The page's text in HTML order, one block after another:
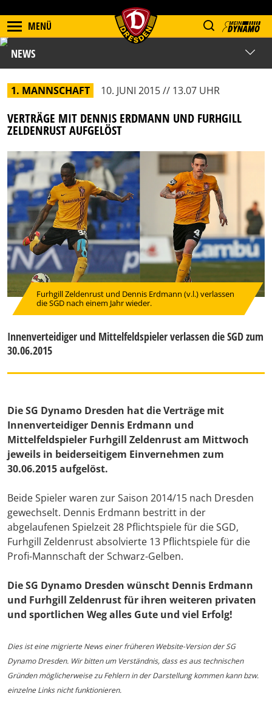
MENÜ
NEWS
1. MANNSCHAFT 10. JUNI 2015 // 13.07 UHR
VERTRÄGE MIT DENNIS ERDMANN UND FURHGILL
ZELDENRUST AUFGELÖST
Furhgill Zeldenrust und Dennis Erdmann (v.l.) verlassen
die SGD nach einem Jahr wieder.
Innenverteidiger und Mittelfeldspieler verlassen die SGD zum
30.06.2015
Die SG Dynamo Dresden hat die Verträge mit
Innenverteidiger Dennis Erdmann und
Mittelfeldspieler Furhgill Zeldenrust am Mittwoch
jeweils in beiderseitigem Einvernehmen zum
30.06.2015 aufgelöst.
Beide Spieler waren zur Saison 2014/15 nach Dresden
gewechselt. Dennis Erdmann bestritt in der
abgelaufenen Spielzeit 28 Pflichtspiele für die SGD,
Furhgill Zeldenrust absolvierte 13 Pflichtspiele für die
Profi-Mannschaft der Schwarz-Gelben.
Die SG Dynamo Dresden wünscht Dennis Erdmann
und Furhgill Zeldenrust für ihren weiteren privaten
und sportlichen Weg alles Gute und viel Erfolg!
Dies ist eine migrierte News einer früheren Website-Version der SG
Dynamo Dresden. Wir bitten um Verständnis, dass es aus technischen
Gründen möglicherweise zu Fehlern in der Darstellung kommen kann bzw.
einzelne Links nicht funktionieren.